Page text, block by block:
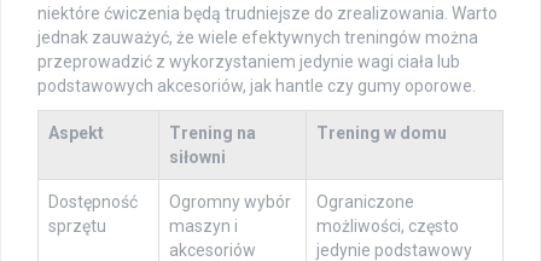
niektóre ćwiczenia będą trudniejsze do zrealizowania. Warto
jednak zauważyć, że wiele efektywnych treningów można
przeprowadzić z wykorzystaniem jedynie wagi ciała lub
podstawowych akcesoriów, jak hantle czy gumy oporowe.
Aspekt
Trening na
siłowni
Trening w domu
Dostępność
sprzętu
Ogromny wybór
maszyn i
akcesoriów
Ograniczone
możliwości, często
jedynie podstawowy